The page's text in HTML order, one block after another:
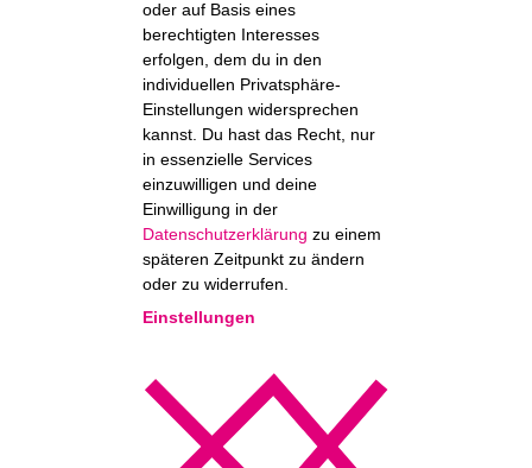
oder auf Basis eines
berechtigten Interesses
erfolgen, dem du in den
individuellen Privatsphäre-
Einstellungen widersprechen
kannst. Du hast das Recht, nur
in essenzielle Services
einzuwilligen und deine
Einwilligung in der
Datenschutzerklärung zu einem
späteren Zeitpunkt zu ändern
oder zu widerrufen.
Einstellungen